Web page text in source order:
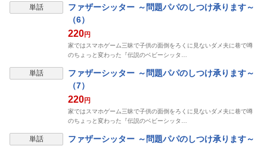
単話
ファザーシッター ～問題パパのしつけ承ります～
（6）
220円
家ではスマホゲーム三昧で子供の面倒をろくに見ないダメ夫に巷で噂
のちょっと変わった『伝説のベビーシッタ…
単話
ファザーシッター ～問題パパのしつけ承ります～
（7）
220円
家ではスマホゲーム三昧で子供の面倒をろくに見ないダメ夫に巷で噂
のちょっと変わった『伝説のベビーシッタ…
単話
ファザーシッター ～問題パパのしつけ承ります～